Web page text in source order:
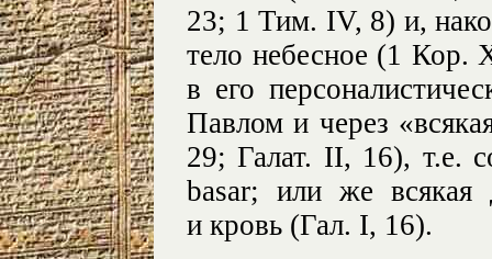
23; 1 Тим. IV, 8) и,
тело небесное (1 Кор.
в его
Павлом и через
29; Галат. II, 16), т.е.
basar; или же
и кровь (Гал. I, 16).